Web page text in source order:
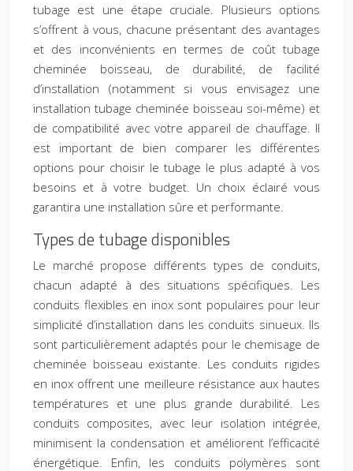
tubage est une étape cruciale. Plusieurs options
s’offrent à vous, chacune présentant des avantages
et des inconvénients en termes de coût tubage
cheminée boisseau, de durabilité, de facilité
d’installation (notamment si vous envisagez une
installation tubage cheminée boisseau soi-même) et
de compatibilité avec votre appareil de chauffage. Il
est important de bien comparer les différentes
options pour choisir le tubage le plus adapté à vos
besoins et à votre budget. Un choix éclairé vous
garantira une installation sûre et performante.
Types de tubage disponibles
Le marché propose différents types de conduits,
chacun adapté à des situations spécifiques. Les
conduits flexibles en inox sont populaires pour leur
simplicité d’installation dans les conduits sinueux. Ils
sont particulièrement adaptés pour le chemisage de
cheminée boisseau existante. Les conduits rigides
en inox offrent une meilleure résistance aux hautes
températures et une plus grande durabilité. Les
conduits composites, avec leur isolation intégrée,
minimisent la condensation et améliorent l’efficacité
énergétique. Enfin, les conduits polymères sont